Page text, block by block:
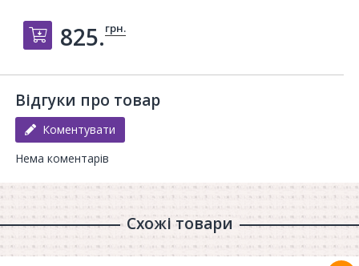
Добавить в корзину
825.грн.
Відгуки про товар
Коментувати
Нема коментарів
Схожі товари